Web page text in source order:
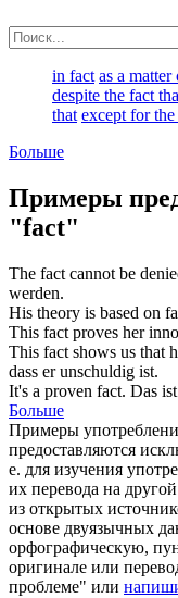
in fact as a matter
despite the fact
that except for
Больше
Примеры
"fact"
The fact cannot be
werden.
His theory is based on
This fact proves her
This fact shows us that
dass er unschuldig ist.
It's a proven fact. Das
Больше
Примеры
предоставляются
е. для изучения
их перевода на
из открытых
основе двуязычных
орфографическую,
оригинале или
проблеме" или